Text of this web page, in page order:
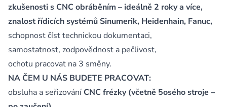
zkušenosti s CNC obráběním – ideálně 2 roky a více,
znalost řídicích systémů Sinumerik, Heidenhain, Fanuc,
schopnost číst technickou dokumentaci,
samostatnost, zodpovědnost a pečlivost,
ochotu pracovat na 3 směny.
NA ČEM U NÁS BUDETE PRACOVAT:
obsluha a seřizováníCNC frézky (včetně 5osého stroje –